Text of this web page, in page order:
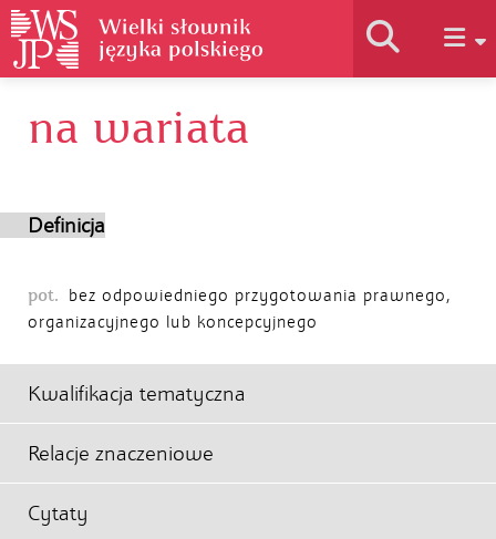
Historia słownika
na wariata
Definicja
pot.
bez odpowiedniego przygotowania prawnego,
organizacyjnego lub koncepcyjnego
Kwalifikacja tematyczna
Relacje znaczeniowe
Cytaty